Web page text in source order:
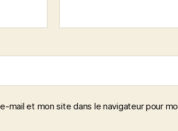
mail et mon site dans le navigateur pour